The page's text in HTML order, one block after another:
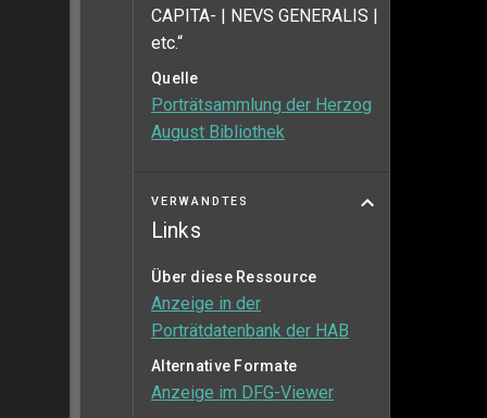
CAPITA- | NEVS GENERALIS |
etc.“
Quelle
Porträtsammlung der Herzog
August Bibliothek
VERWANDTES
Links
Über diese Ressource
Anzeige in der
Porträtdatenbank der HAB
Alternative Formate
Anzeige im DFG-Viewer